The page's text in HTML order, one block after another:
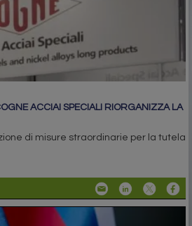
ACCIAI SPECIALI RIORGANIZZA LA
di misure straordinarie per la tutela